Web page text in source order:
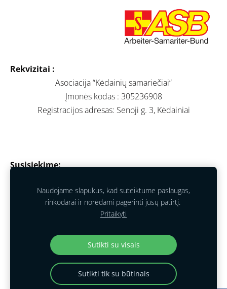
Rekvizitai :
Asociacija “Kėdainių samariečiai”
Įmonės kodas : 305236908
Registracijos adresas: Senoji g. 3, Kėdainiai
Susisiekime:
El. Paštas: kedainiusamarieciai@gmail.com
WhatsApp: +370 651 23751
Facebook:
https://www.facebook.com/KedainiuSamarieciai/
Naudojame slapukus, kad suteiktume paslaugas,
rinkodarai ir norėdami pagerinti jūsų patirtį.
Pritaikyti
Sutikti su visais
Sutikti tik su būtinais